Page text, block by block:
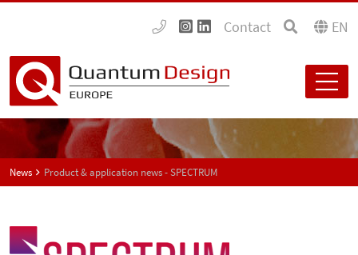
Contact EN
News Product & application news - SPECTRUM